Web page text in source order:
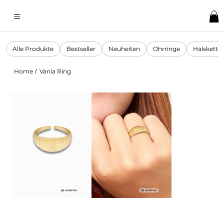
Alle Produkte Bestseller Neuheiten Ohrringe
Home / Vania Ring